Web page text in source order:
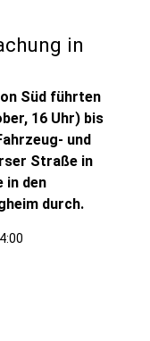
in
Süd führten
16 Uhr) bis
und
Straße in
in den
durch.